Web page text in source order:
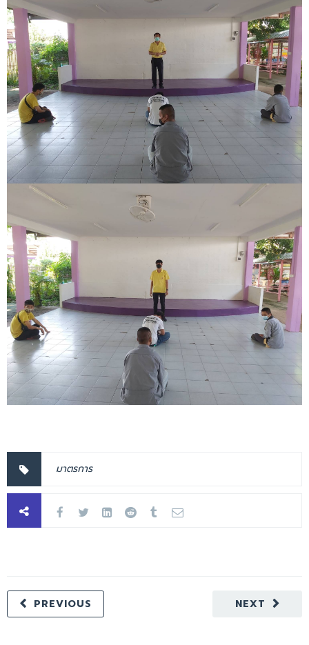
มาตรการ
NEXT
PREVIOUS